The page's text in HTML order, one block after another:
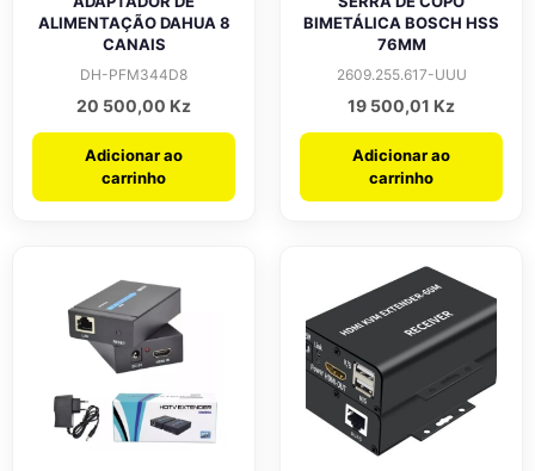
ALIMENTAÇÃO DAHUA 8
CANAIS
DH-PFM344D8
20 500,00 Kz
Adicionar ao
carrinho
BIMETÁLICA BOSCH HSS
76MM
2609.255.617-UUU
19 500,01 Kz
Adicionar ao
carrinho